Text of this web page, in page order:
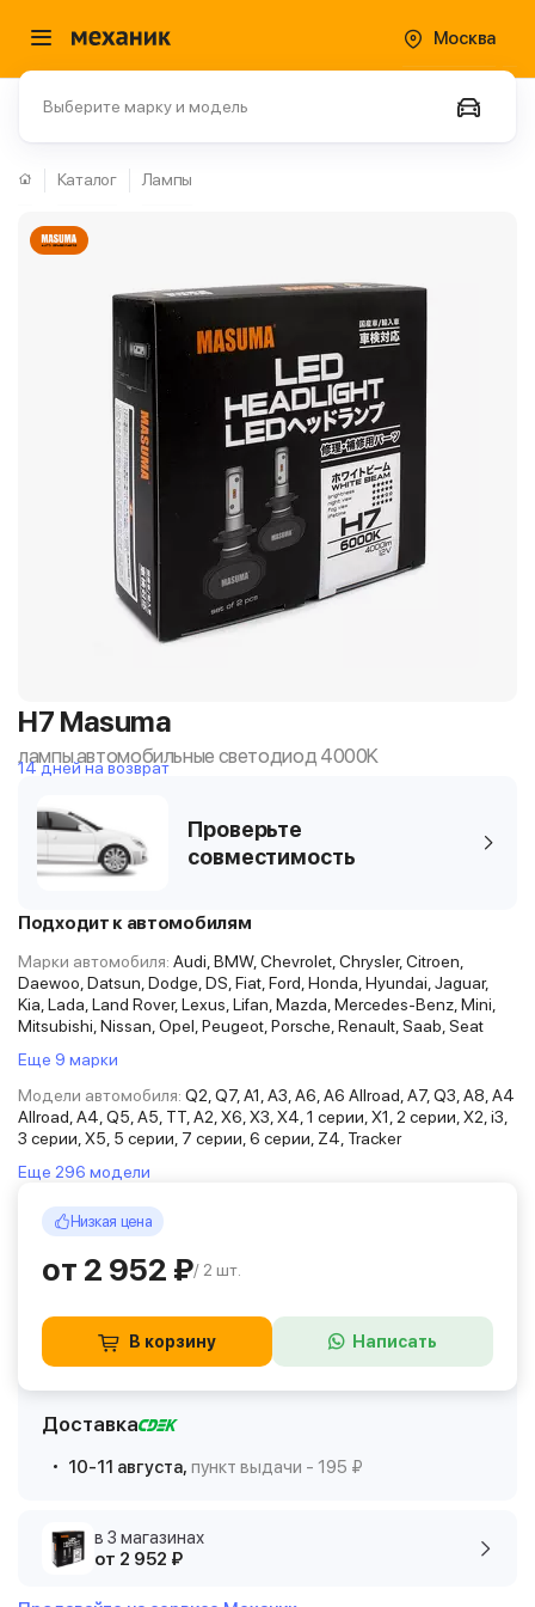
Москва
Выберите марку и модель
Каталог Лампы
H7 Masuma
лампы автомобильные светодиод 4000K
14 дней на возврат
Проверьте
совместимость
Подходит к автомобилям
Марки автомобиля: Audi, BMW, Chevrolet, Chrysler, Citroen,
Daewoo, Datsun, Dodge, DS, Fiat, Ford, Honda, Hyundai, Jaguar,
Kia, Lada, Land Rover, Lexus, Lifan, Mazda, Mercedes-Benz, Mini,
Mitsubishi, Nissan, Opel, Peugeot, Porsche, Renault, Saab, Seat
Еще 9 марки
Модели автомобиля: Q2, Q7, A1, A3, A6, A6 Allroad, A7, Q3, A8, A4
Allroad, A4, Q5, A5, TT, A2, X6, X3, X4, 1 серии, X1, 2 серии, X2, i3,
3 серии, X5, 5 серии, 7 серии, 6 серии, Z4, Tracker
Еще 296 модели
Низкая цена
от 2 952 ₽/ 2 шт.
В корзину Написать
Доставка
10-11 августа, пункт выдачи - 195 ₽
в 3 магазинах
от 2 952 ₽